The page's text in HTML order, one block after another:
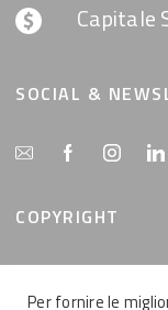
Capitale
SOCIAL &
COPYRIGHT
Tutti i contenuti
della MemEx
Per fornire le